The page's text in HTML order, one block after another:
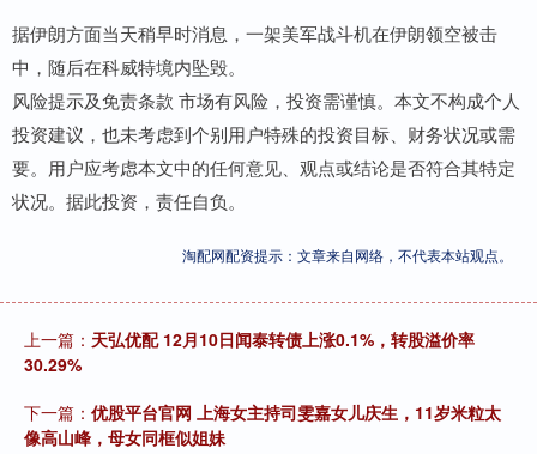
据伊朗方面当天稍早时消息，一架美军战斗机在伊朗领空被击
中，随后在科威特境内坠毁。
风险提示及免责条款 市场有风险，投资需谨慎。本文不构成个人
投资建议，也未考虑到个别用户特殊的投资目标、财务状况或需
要。用户应考虑本文中的任何意见、观点或结论是否符合其特定
状况。据此投资，责任自负。
淘配网配资提示：文章来自网络，不代表本站观点。
上一篇： 天弘优配 12月10日闻泰转债上涨0.1%，转股溢价率
30.29%
下一篇： 优股平台官网 上海女主持司雯嘉女儿庆生，11岁米粒太
像高山峰，母女同框似姐妹